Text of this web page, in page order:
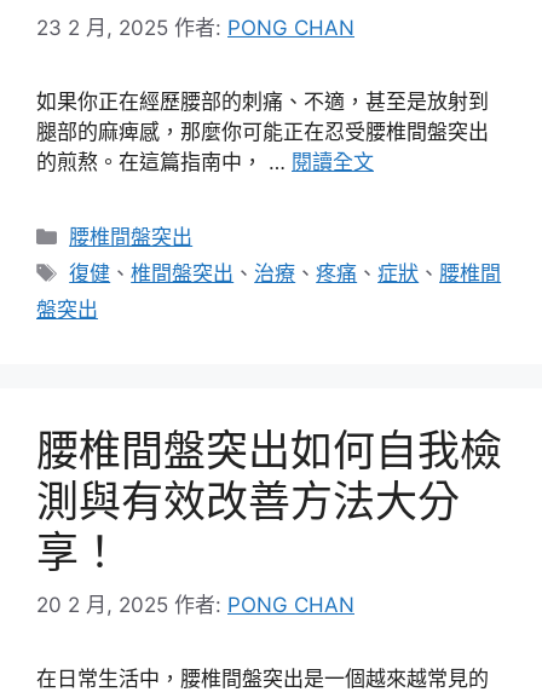
23 2 月, 2025 作者: PONG CHAN
如果你正在經歷腰部的刺痛、不適，甚至是放射到
腿部的麻痺感，那麼你可能正在忍受腰椎間盤突出
的煎熬。在這篇指南中， … 閱讀全文
分
類
腰椎間盤突出
標
籤
復健 、椎間盤突出 、 治療 、疼痛 、症狀 、 腰椎間
盤突出
腰椎間盤突出如何自我檢
測與有效改善方法大分
享！
20 2 月, 2025 作者: PONG CHAN
在日常生活中，腰椎間盤突出是一個越來越常見的